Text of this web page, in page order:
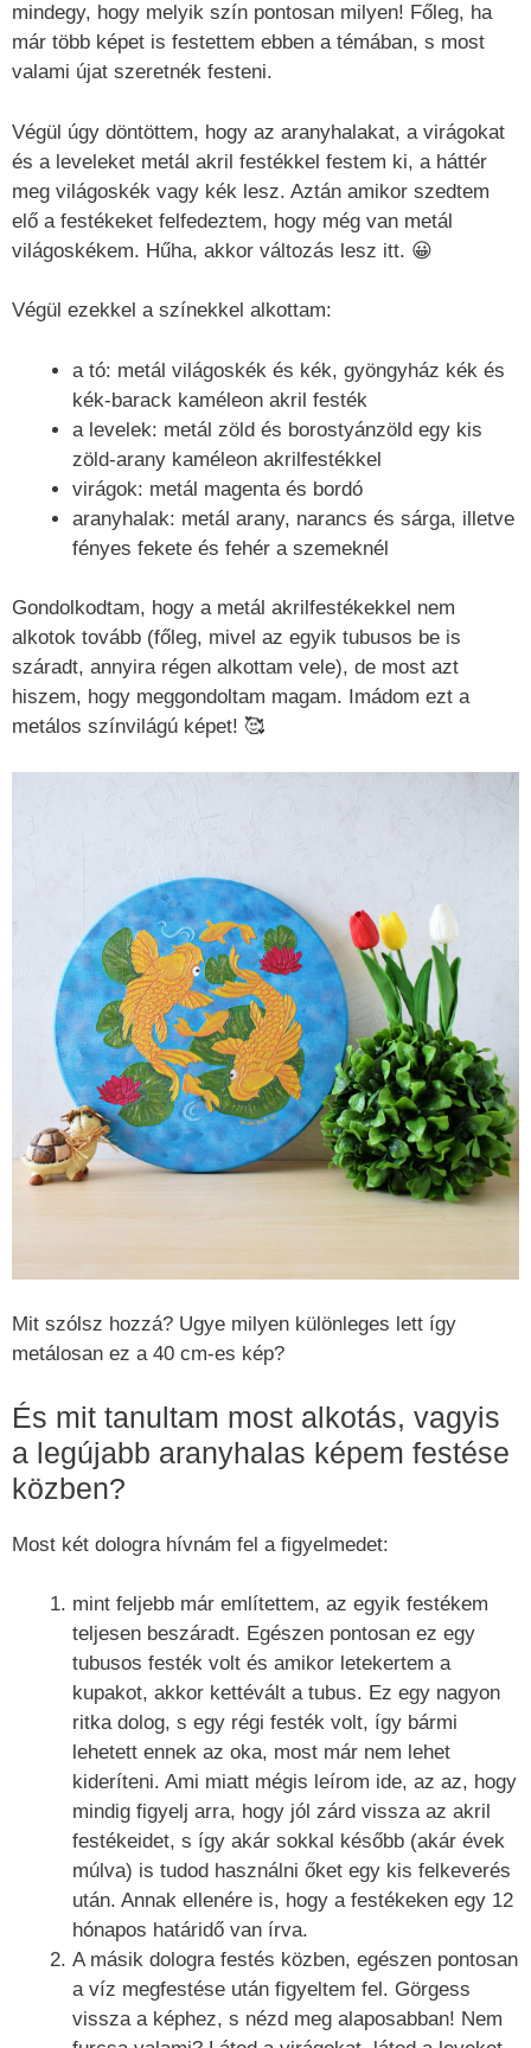
mindegy, hogy melyik szín pontosan milyen! Főleg, ha
már több képet is festettem ebben a témában, s most
valami újat szeretnék festeni.
Végül úgy döntöttem, hogy az aranyhalakat, a virágokat
és a leveleket metál akril festékkel festem ki, a háttér
meg világoskék vagy kék lesz. Aztán amikor szedtem
elő a festékeket felfedeztem, hogy még van metál
világoskékem. Hűha, akkor változás lesz itt. 😀
Végül ezekkel a színekkel alkottam:
a tó: metál világoskék és kék, gyöngyház kék és
kék-barack kaméleon akril festék
a levelek: metál zöld és borostyánzöld egy kis
zöld-arany kaméleon akrilfestékkel
virágok: metál magenta és bordó
aranyhalak: metál arany, narancs és sárga, illetve
fényes fekete és fehér a szemeknél
Gondolkodtam, hogy a metál akrilfestékekkel nem
alkotok tovább (főleg, mivel az egyik tubusos be is
száradt, annyira régen alkottam vele), de most azt
hiszem, hogy meggondoltam magam. Imádom ezt a
metálos színvilágú képet! 🥰
Mit szólsz hozzá? Ugye milyen különleges lett így
metálosan ez a 40 cm-es kép?
És mit tanultam most alkotás, vagyis
a legújabb aranyhalas képem festése
közben?
Most két dologra hívnám fel a figyelmedet:
mint feljebb már említettem, az egyik festékem
teljesen beszáradt. Egészen pontosan ez egy
tubusos festék volt és amikor letekertem a
kupakot, akkor kettévált a tubus. Ez egy nagyon
ritka dolog, s egy régi festék volt, így bármi
lehetett ennek az oka, most már nem lehet
kideríteni. Ami miatt mégis leírom ide, az az, hogy
mindig figyelj arra, hogy jól zárd vissza az akril
festékeidet, s így akár sokkal később (akár évek
múlva) is tudod használni őket egy kis felkeverés
után. Annak ellenére is, hogy a festékeken egy 12
hónapos határidő van írva.
A másik dologra festés közben, egészen pontosan
a víz megfestése után figyeltem fel. Görgess
vissza a képhez, s nézd meg alaposabban! Nem